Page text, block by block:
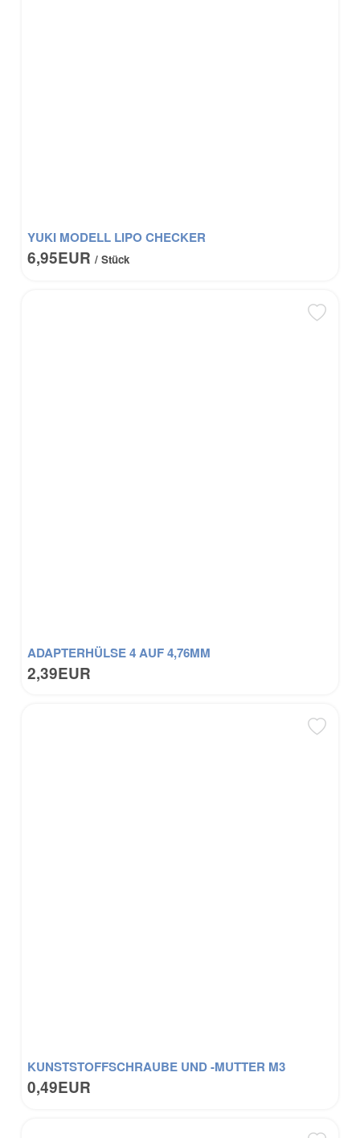
YUKI MODELL LIPO CHECKER
6,95EUR/ Stück
ADAPTERHÜLSE 4 AUF 4,76MM
2,39EUR
KUNSTSTOFFSCHRAUBE UND -MUTTER M3
0,49EUR